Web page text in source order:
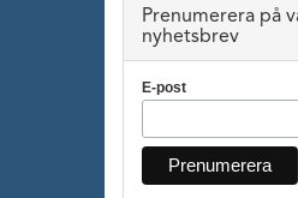
Prenumerera på
nyhetsbrev
E-post